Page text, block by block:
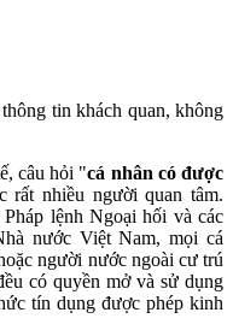
tin khách quan, không
câu hỏi "cá nhân có được
rất nhiều người quan tâm.
lệnh Ngoại hối và các
nước Việt Nam, mọi cá
người nước ngoài cư trú
có quyền mở và sử dụng
tín dụng được phép kinh